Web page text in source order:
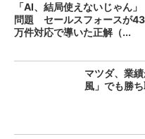
「AI、結局使えないじゃん」
問題 セールスフォースが
万件対応で導いた正解（...
マツダ、業
風」でも勝